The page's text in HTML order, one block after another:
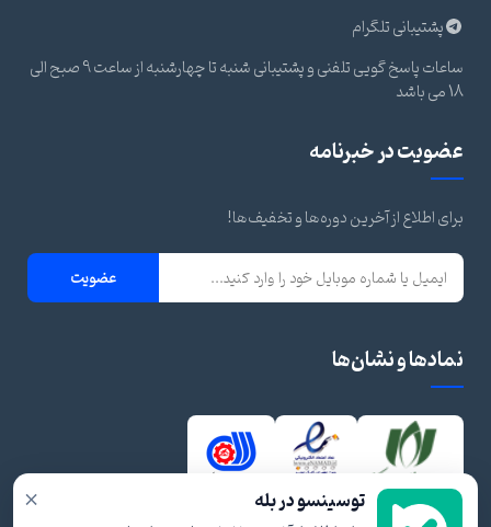
پشتیبانی تلگرام
ساعات پاسخ گویی تلفنی و پشتیبانی شنبه تا چهارشنبه از ساعت 9 صبح الی
18 می باشد
عضویت در خبرنامه
برای اطلاع از آخرین دوره‌ها و تخفیف‌ها!
عضویت
نمادها و نشان‌ها
× توسینسو در بله